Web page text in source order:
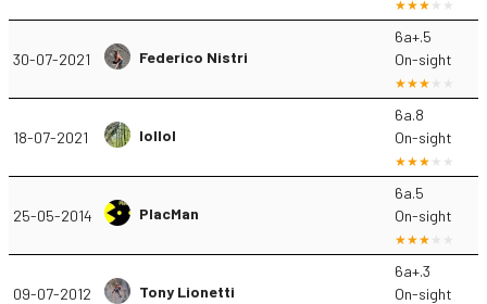
30-07-2021 Federico Nistri
6a+.5
On-sight
18-07-2021 lollol
6a.8
On-sight
25-05-2014 PlacMan
6a.5
On-sight
09-07-2012 Tony Lionetti
6a+.3
On-sight